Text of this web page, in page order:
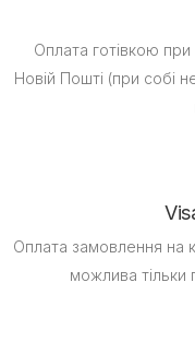
Оплата готівкою
Новій Пошті (при собі
Оплата замовлення на
можлива тільки